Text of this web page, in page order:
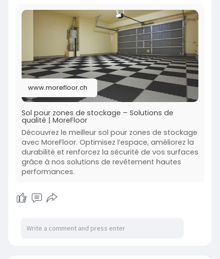
www.morefloor.ch
Sol pour zones de stockage – Solutions de
qualité | MoreFloor
Découvrez le meilleur sol pour zones de stockage
avec MoreFloor. Optimisez l’espace, améliorez la
durabilité et renforcez la sécurité de vos surfaces
grâce à nos solutions de revêtement hautes
performances.